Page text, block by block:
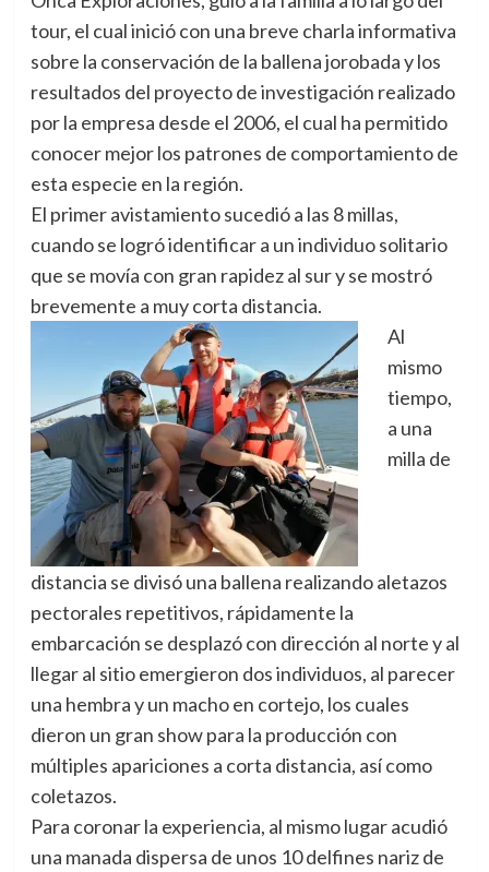
tour, el cual inició con una breve charla informativa
sobre la conservación de la ballena jorobada y los
resultados del proyecto de investigación realizado
por la empresa desde el 2006, el cual ha permitido
conocer mejor los patrones de comportamiento de
esta especie en la región.
El primer avistamiento sucedió a las 8 millas,
cuando se logró identificar a un individuo solitario
que se movía con gran rapidez al sur y se mostró
brevemente a muy corta distancia.
Al
mismo
tiempo,
a una
milla de
distancia se divisó una ballena realizando aletazos
pectorales repetitivos, rápidamente la
embarcación se desplazó con dirección al norte y al
llegar al sitio emergieron dos individuos, al parecer
una hembra y un macho en cortejo, los cuales
dieron un gran show para la producción con
múltiples apariciones a corta distancia, así como
coletazos.
Para coronar la experiencia, al mismo lugar acudió
una manada dispersa de unos 10 delfines nariz de